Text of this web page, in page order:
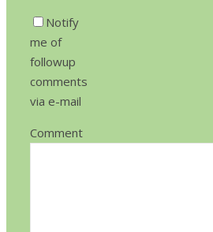
Notify
me of
followup
comments
via e-mail
Comment